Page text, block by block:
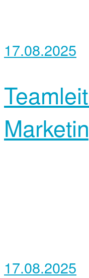
17.08.2025
17.08.2025